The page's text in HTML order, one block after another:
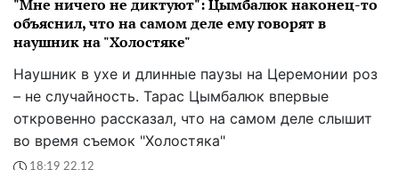
"Мне ничего не диктуют": Цымбалюк наконец-то
объяснил, что на самом деле ему говорят в
наушник на "Холостяке"
Наушник в ухе и длинные паузы на Церемонии роз
– не случайность. Тарас Цымбалюк впервые
откровенно рассказал, что на самом деле слышит
во время съемок "Холостяка"
18:19 22.12